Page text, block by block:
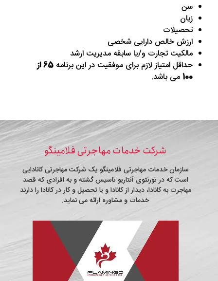
سن
زبان
تحصیلات
ارزش خالص دارایی شخصی
مالکیت تجارت و/یا سابقه مدیریت ارشد
حداقل امتیاز لازم برای موفقیت در این برنامه
65 از
100می باشد.
شرکت خدمات مهاجرتی فلامینگو
سازمان خدمات مهاجرتی فلامینگو یک شرکت مهاجرتی کانادایی
است که در تورنتوی آنتاریو تاسیس گشته و به افرادی که قصد
مهاجرت به کانادا، دیدار از کانادا و یا تحصیل و کار در کانادا را دارند
خدمات و مشاوره ارائه می نماید.